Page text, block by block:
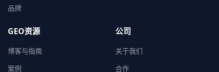
品牌
GEO资源
博客与指南
案例
公司
关于我们
合作